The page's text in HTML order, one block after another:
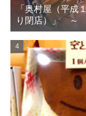
「奥村屋（平
り閉店）」 ～